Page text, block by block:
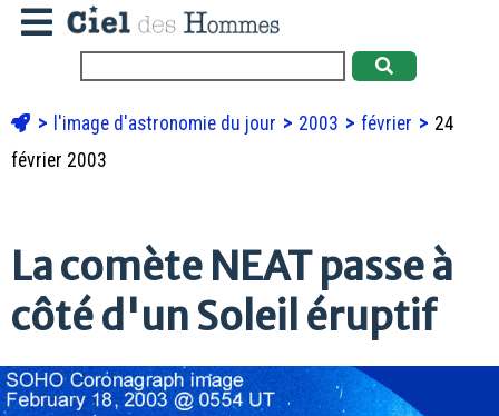
l'image d'astronomie du jour 2003 février
24
février 2003
La comète NEAT passe à
côté d'un Soleil éruptif